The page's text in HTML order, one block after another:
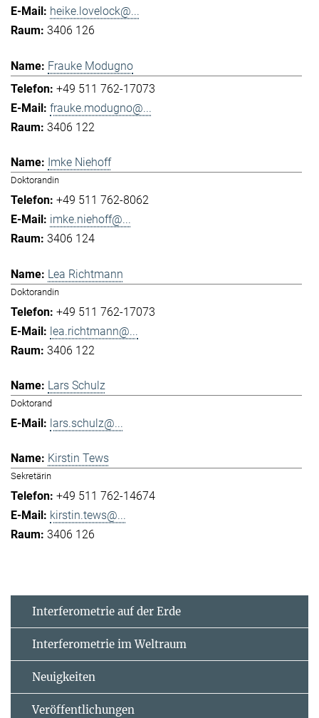
heike.lovelock@...
3406 126
Frauke Modugno
+49 511 762-17073
frauke.modugno@...
3406 122
Imke Niehoff
Doktorandin
+49 511 762-8062
imke.niehoff@...
3406 124
Lea Richtmann
Doktorandin
+49 511 762-17073
lea.richtmann@...
3406 122
Lars Schulz
Doktorand
lars.schulz@...
Kirstin Tews
Sekretärin
+49 511 762-14674
kirstin.tews@...
3406 126
Interferometrie auf der Erde
Interferometrie im Weltraum
Neuigkeiten
Veröffentlichungen